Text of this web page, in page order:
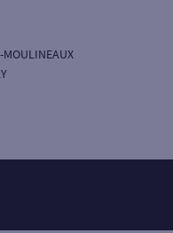
MOULINEAUX